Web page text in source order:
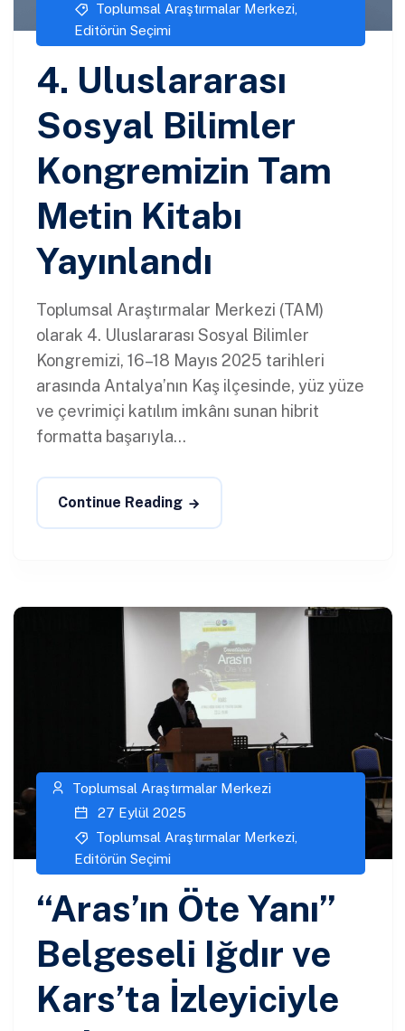
Toplumsal Araştırmalar Merkezi
Editörün Seçimi
4. Uluslararası
Sosyal Bilimler
Kongremizin Tam
Metin Kitabı
Yayınlandı
Toplumsal Araştırmalar Merkezi (TAM)
olarak 4. Uluslararası Sosyal Bilimler
Kongremizi, 16–18 Mayıs 2025 tarihleri
arasında Antalya’nın Kaş ilçesinde, yüz yüze
ve çevrimiçi katılım imkânı sunan hibrit
formatta başarıyla...
Continue Reading
Toplumsal Araştırmalar Merkezi
27 Eylül 2025
Toplumsal Araştırmalar Merkezi,
Editörün Seçimi
“Aras’ın Öte Yanı”
Belgeseli Iğdır ve
Kars’ta İzleyiciyle